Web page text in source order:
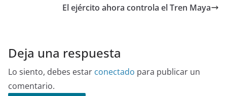
El ejército ahora controla el Tren Maya
Deja una respuesta
Lo siento, debes estar conectado para publicar un
comentario.